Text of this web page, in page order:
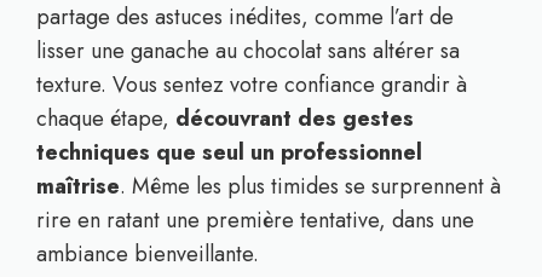
partage des astuces inédites, comme l’art de
lisser une ganache au chocolat sans altérer sa
texture. Vous sentez votre confiance grandir à
chaque étape, découvrant des gestes
techniques que seul un professionnel
maîtrise. Même les plus timides se surprennent à
rire en ratant une première tentative, dans une
ambiance bienveillante.